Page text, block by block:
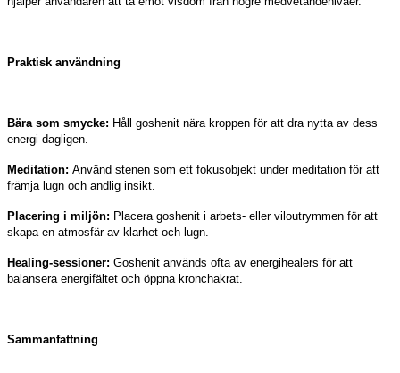
Praktisk användning
Bära som smycke: Håll goshenit nära kroppen för att dra nytta av dess
energi dagligen.
Meditation: Använd stenen som ett fokusobjekt under meditation för att
främja lugn och andlig insikt.
Placering i miljön: Placera goshenit i arbets- eller viloutrymmen för att
skapa en atmosfär av klarhet och lugn.
Healing-sessioner: Goshenit används ofta av energihealers för att
balansera energifältet och öppna kronchakrat.
Sammanfattning